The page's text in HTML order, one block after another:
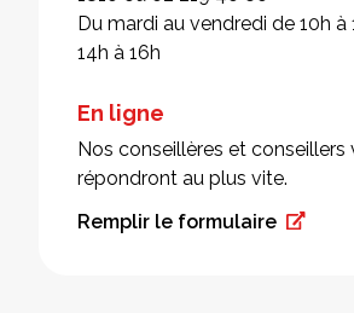
Du mardi au vendredi de 10h à
14h à 16h
En ligne
Nos conseillères et conseillers
répondront au plus vite.
Remplir le formulaire